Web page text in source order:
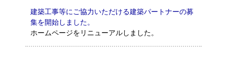
建築工事等にご協力いただける建築パートナーの募
集を開始しました。
ホームページをリニューアルしました。